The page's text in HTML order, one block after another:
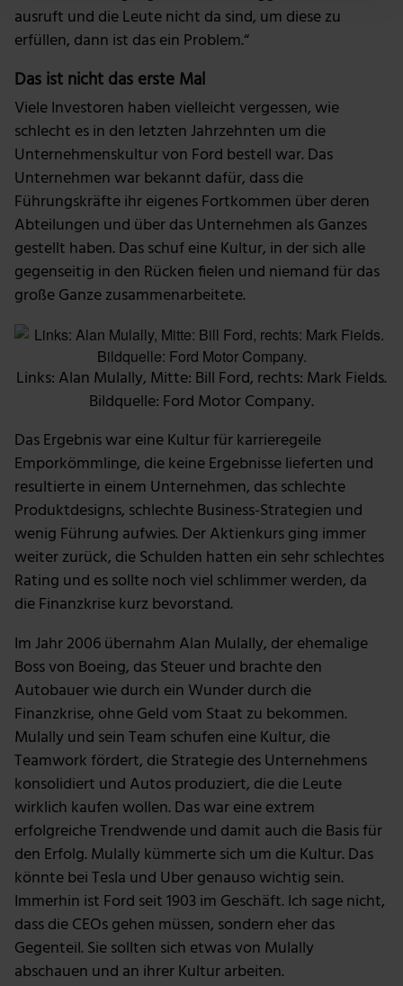
Abschnitt Einzelheiten
fest.
personalisieren, Funktionen für soziale Medien anbieten
analysieren. Außerdem geben wir Informationen zu
deiner Verwendung unserer Website an unsere Partner
für soziale Medien, Werbung und Analysen weiter.
Unsere Partner führen diese Informationen
möglicherweise mit weiteren Daten zusammen, die du
ihnen bereitgestellt hast oder die sie im Rahmen deiner
Nutzung der Dienste gesammelt haben.
ausruft und die Leute nicht da sind, um diese zu
erfüllen, dann ist das ein Problem.“
Das ist nicht das erste Mal
Viele Investoren haben vielleicht vergessen, wie
schlecht es in den letzten Jahrzehnten um die
Unternehmenskultur von Ford bestell war. Das
Unternehmen war bekannt dafür, dass die
Führungskräfte ihr eigenes Fortkommen über deren
Abteilungen und über das Unternehmen als Ganzes
gestellt haben. Das schuf eine Kultur, in der sich alle
gegenseitig in den Rücken fielen und niemand für das
große Ganze zusammenarbeitete.
Links: Alan Mulally, Mitte: Bill Ford, rechts: Mark Fields.
Bildquelle: Ford Motor Company.
Das Ergebnis war eine Kultur für karrieregeile
Emporkömmlinge, die keine Ergebnisse lieferten und
resultierte in einem Unternehmen, das schlechte
Produktdesigns, schlechte Business-Strategien und
wenig Führung aufwies. Der Aktienkurs ging immer
weiter zurück, die Schulden hatten ein sehr schlechtes
Rating und es sollte noch viel schlimmer werden, da
die Finanzkrise kurz bevorstand.
Im Jahr 2006 übernahm Alan Mulally, der ehemalige
Boss von Boeing, das Steuer und brachte den
Autobauer wie durch ein Wunder durch die
Finanzkrise, ohne Geld vom Staat zu bekommen.
Mulally und sein Team schufen eine Kultur, die
Teamwork fördert, die Strategie des Unternehmens
konsolidiert und Autos produziert, die die Leute
wirklich kaufen wollen. Das war eine extrem
erfolgreiche Trendwende und damit auch die Basis für
den Erfolg. Mulally kümmerte sich um die Kultur. Das
könnte bei Tesla und Uber genauso wichtig sein.
Immerhin ist Ford seit 1903 im Geschäft. Ich sage nicht,
dass die CEOs gehen müssen, sondern eher das
Gegenteil. Sie sollten sich etwas von Mulally
abschauen und an ihrer Kultur arbeiten.